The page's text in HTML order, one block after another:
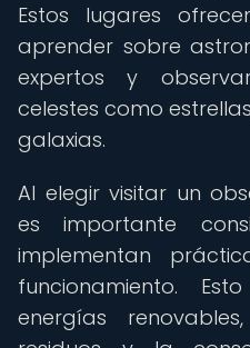
Estos lugares
aprender sobre
expertos y
celestes como
galaxias.
Al elegir visitar un
es importante
implementan
funcionamiento.
energías